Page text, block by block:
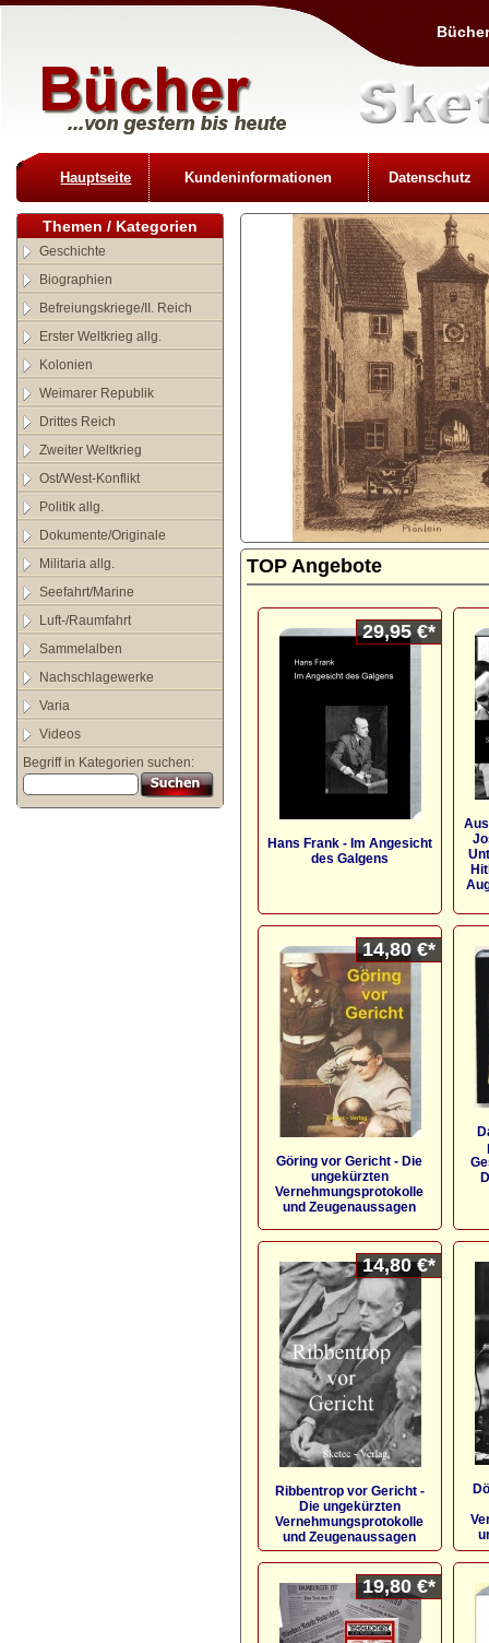
Hauptseite Kundeninformationen Datenschutz
Themen / Kategorien
Geschichte
Biographien
Befreiungskriege/II. Reich
Erster Weltkrieg allg.
Kolonien
Weimarer Republik
Drittes Reich
Zweiter Weltkrieg
Ost/West-Konflikt
Politik allg.
Dokumente/Originale
Militaria allg.
Seefahrt/Marine
Luft-/Raumfahrt
Sammelalben
Nachschlagewerke
Varia
Videos
Begriff in Kategorien suchen:
TOP Angebote
29,95 €*
Hans Frank - Im Angesicht
des Galgens
14,80 €*
Göring vor Gericht - Die
ungekürzten
Vernehmungsprotokolle
und Zeugenaussagen
14,80 €*
Ribbentrop vor Gericht -
Die ungekürzten
Vernehmungsprotokolle
und Zeugenaussagen
19,80 €*